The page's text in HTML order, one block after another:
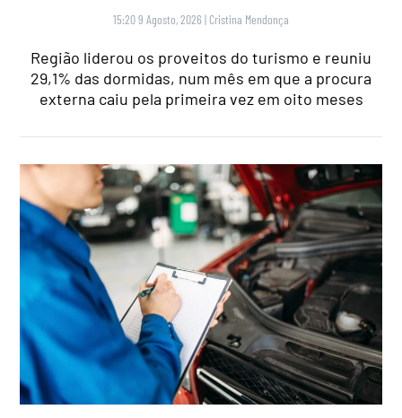
15:20 9 Agosto, 2026 | Cristina Mendonça
Região liderou os proveitos do turismo e reuniu
29,1% das dormidas, num mês em que a procura
externa caiu pela primeira vez em oito meses